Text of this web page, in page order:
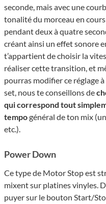
seconde, mais avec une
tona­lité du morceau en
pendant deux à quatre
créant ainsi un effet sonore
t’appartient de choisir la
réaliser cette transition, et
pourras modifier ce réglage
set, nous te conseillons de
qui correspond tout
tempogénéral de ton mix
etc.).
Power Down
Ce type de Motor Stop est
mixent sur platines vinyles.
puyer sur le bouton Start/